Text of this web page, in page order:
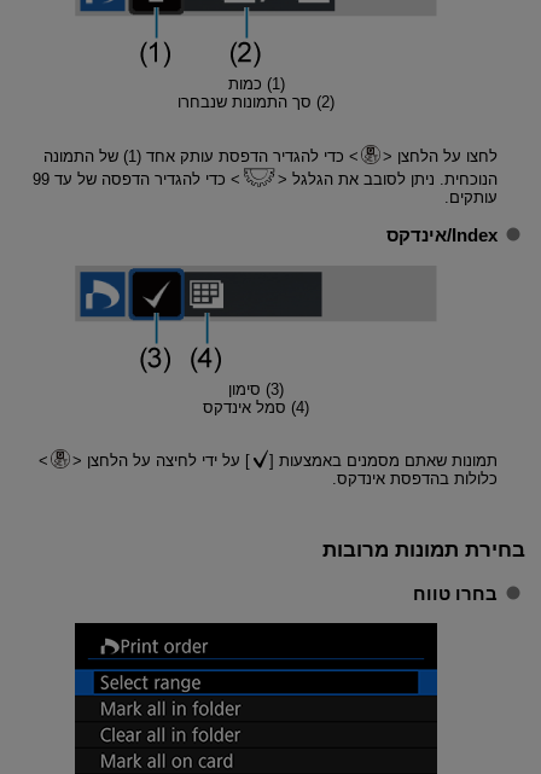
(1) כמות
(2) סך התמונות שנבחרו
לחצו על הלחצן
כדי להגדיר הדפסת עותק אחד (1) של התמונה
הנוכחית. ניתן לסובב את הגלגל
כדי להגדיר הדפסה של עד 99
עותקים.
Index/אינדקס
(3) סימון
(4) סמל אינדקס
תמונות שאתם מסמנים באמצעות [
] על ידי לחיצה על הלחצן
כלולות בהדפסת אינדקס.
בחירת תמונות מרובות
בחרו טווח